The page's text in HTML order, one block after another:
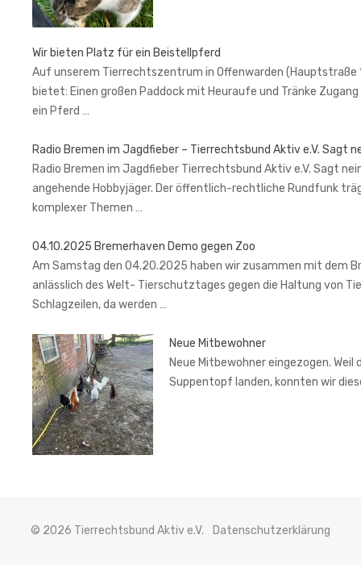
Wir bieten Platz für ein Beistellpferd
Auf unserem Tierrechtszentrum in Offenwarden
bietet: Einen großen Paddock mit Heuraufe und Tränke
ein Pferd …
Radio Bremen im Jagdfieber – Tierrechtsbund Aktiv e.V. Sagt
Radio Bremen im Jagdfieber Tierrechtsbund Aktiv e.V. Sagt
angehende Hobbyjäger. Der öffentlich-rechtliche Rundfunk
komplexer Themen …
04.10.2025 Bremerhaven Demo gegen Zoo
Am Samstag den 04.20.2025 haben wir zusammen mit dem
anlässlich des Welt- Tierschutztages gegen die Haltung von
Schlagzeilen, da werden …
Neue Mitbewohner
Neue Mitbewohner eingezogen.
Suppentopf landen, konnten wir
© 2026 Tierrechtsbund Aktiv e.V. Datenschutzerklärung